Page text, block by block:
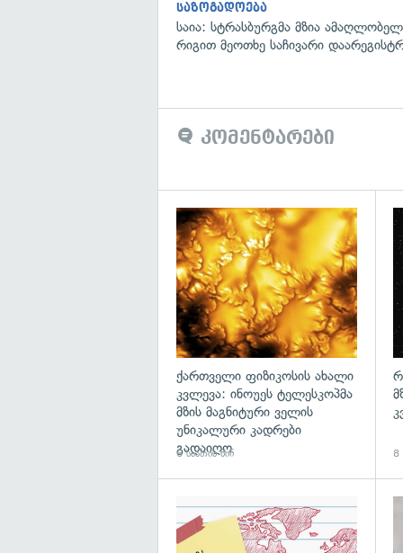
საზოგადოება
საია: სტრასბურგმა მზია
რიგით მეოთხე საჩივარი
კომენტარები
ქართველი ფიზიკოსის ახალი
კვლევა: ინოუეს ტელესკოპმა
მზის მაგნიტური ველის
უნიკალური კადრები
გადაიღო
6 საათის წინ 8